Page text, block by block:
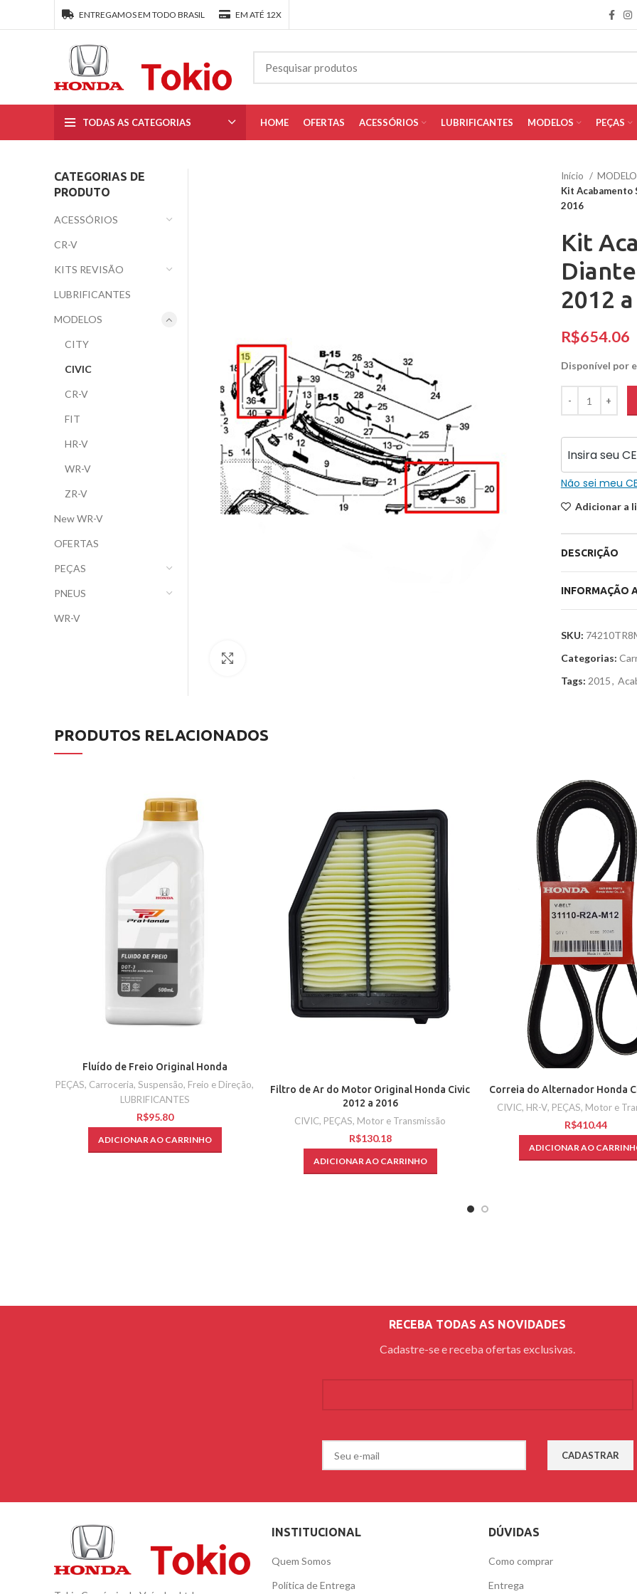
ENTREGAMOS EM TODO BRASIL EM ATÉ 12X
TODAS AS CATEGORIAS HOME OFERTAS ACESSÓRIOS LUBRIFICANTES MODELOS PEÇAS
Início
Kit Acabamento
2016
Kit
2012
R$
Disponível por
Não sei meu
Adicionar a
DESCRIÇÃO
INFORMAÇÃO
SKU:
Categorias:
Tags: 2015,
CATEGORIAS DE
PRODUTO
ACESSÓRIOS
CR-V
KITS REVISÃO
LUBRIFICANTES
MODELOS
CITY
CIVIC
CR-V
FIT
HR-V
WR-V
ZR-V
New WR-V
OFERTAS
PEÇAS
PNEUS
WR-V
PRODUTOS RELACIONADOS
Fluído de Freio Original Honda
PEÇAS, Carroceria, Suspensão, Freio e Direção,
LUBRIFICANTES
R$
ADICIONAR AO CARRINHO
Filtro de Ar do Motor Original Honda Civic
2012 a 2016
CIVIC, PEÇAS, Motor e Transmissão
R$
ADICIONAR AO CARRINHO
Correia do Alternador Honda
CIVIC, HR-V, PEÇAS, Motor e
R$
ADICIONAR AO
RECEBA TODAS AS NOVIDADES
Cadastre-se e receba ofertas exclusivas.
INSTITUCIONAL
Quem Somos
Política de Entrega
DÚVIDAS
Como comprar
Entrega